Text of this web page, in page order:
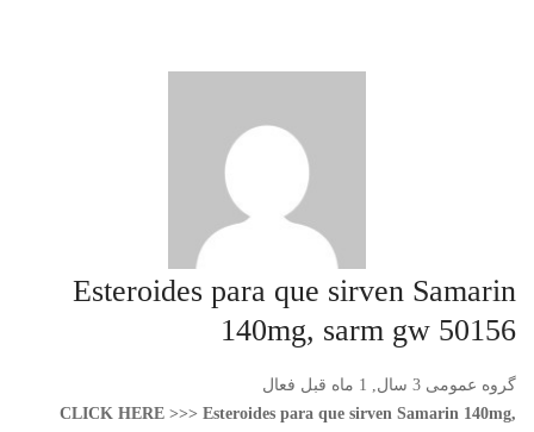
Esteroides para que sirven Samarin
140mg, sarm gw 50156
گروه عمومی 3 سال, 1 ماه قبل فعال
CLICK HERE >>> Esteroides para que sirven Samarin 140mg,